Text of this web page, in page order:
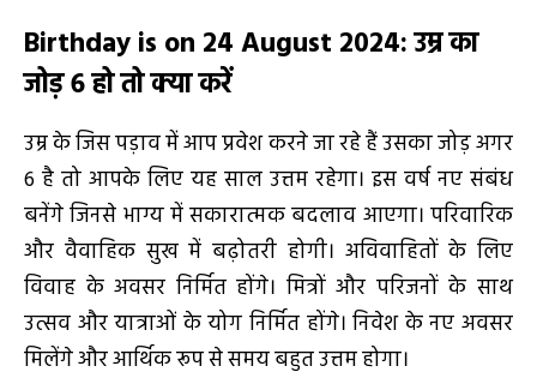
Birthday is on 24 August 2024:उम्र का
जोड़6हो तो क्या करें
उम्र के जिस पड़ाव में आप प्रवेश करने जा रहे हैं उसका जोड़ अगर
6 है तो आपके लिए यह साल उत्तम रहेगा। इस वर्ष नए संबंध
बनेंगे जिनसे भाग्य में सकारात्मक बदलाव आएगा। परिवारिक
और वैवाहिक सुख में बढ़ोतरी होगी। अविवाहितों के लिए
विवाह के अवसर निर्मित होंगे। मित्रों और परिजनों के साथ
उत्सव और यात्राओं के योग निर्मित होंगे। निवेश के नए अवसर
मिलेंगे और आर्थिक रूप से समय बहुत उत्तम होगा।